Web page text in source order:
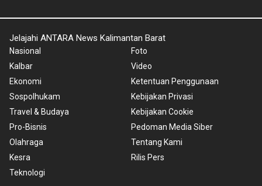
Jelajahi ANTARA News Kalimantan Barat
Nasional
Kalbar
Ekonomi
Sospolhukam
Travel & Budaya
Pro-Bisnis
Olahraga
Kesra
Teknologi
Foto
Video
Ketentuan Penggunaan
Kebijakan Privasi
Kebijakan Cookie
Pedoman Media Siber
Tentang Kami
Rilis Pers